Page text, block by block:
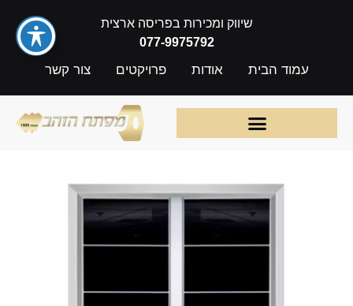
שיווק ומכירות בפריסה ארצית
077-9975792
עמוד הבית אודות פרויקטים צור קשר